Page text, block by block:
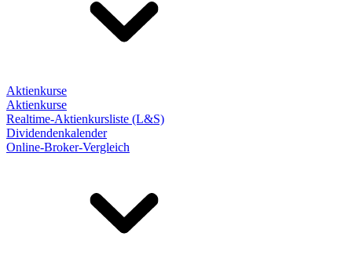
Aktienkurse
Aktienkurse
Realtime-Aktienkursliste (L&S)
Dividendenkalender
Online-Broker-Vergleich